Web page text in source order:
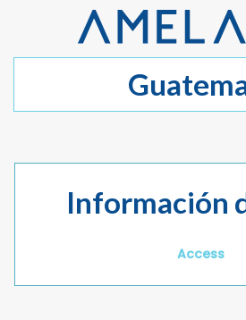
Información
Access